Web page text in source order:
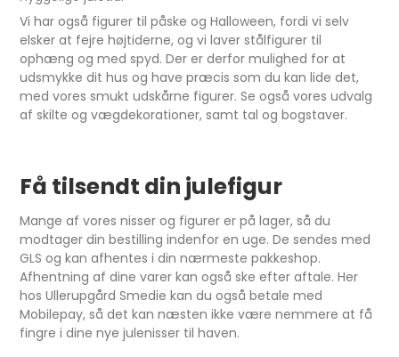
Vi har også figurer til påske og Halloween, fordi vi selv
elsker at fejre højtiderne, og vi laver stålfigurer til
ophæng og med spyd. Der er derfor mulighed for at
udsmykke dit hus og have præcis som du kan lide det,
med vores smukt udskårne figurer. Se også vores udvalg
af skilte og vægdekorationer, samt tal og bogstaver.
Få tilsendt din julefigur
Mange af vores nisser og figurer er på lager, så du
modtager din bestilling indenfor en uge. De sendes med
GLS og kan afhentes i din nærmeste pakkeshop.
Afhentning af dine varer kan også ske efter aftale. Her
hos Ullerupgård Smedie kan du også betale med
Mobilepay, så det kan næsten ikke være nemmere at få
fingre i dine nye julenisser til haven.